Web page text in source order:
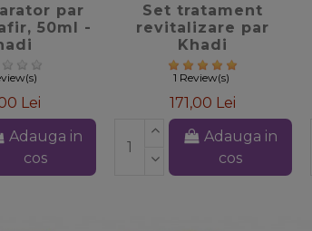
par
50ml -
Lei
Adauga in
cos
Set tratament
revitalizare par
Khadi
1 Review(s)
171,00 Lei
Adauga in
cos